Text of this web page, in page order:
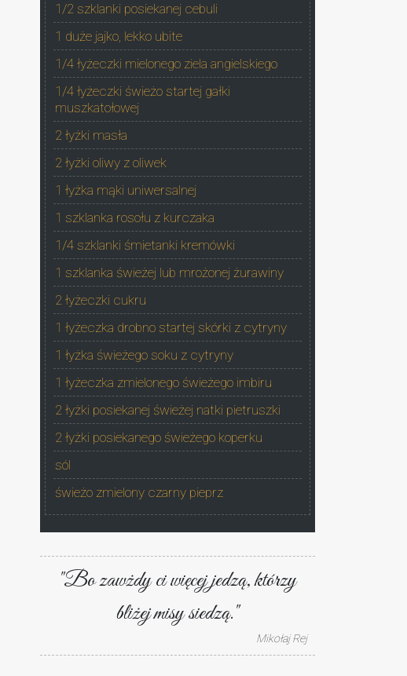
1/2 szklanki posiekanej cebuli
1 duże jajko, lekko ubite
1/4 łyżeczki mielonego ziela angielskiego
1/4 łyżeczki świeżo startej gałki
muszkatołowej
2 łyżki masła
2 łyżki oliwy z oliwek
1 łyżka mąki uniwersalnej
1 szklanka rosołu z kurczaka
1/4 szklanki śmietanki kremówki
1 szklanka świeżej lub mrożonej żurawiny
2 łyżeczki cukru
1 łyżeczka drobno startej skórki z cytryny
1 łyżka świeżego soku z cytryny
1 łyżeczka zmielonego świeżego imbiru
2 łyżki posiekanej świeżej natki pietruszki
2 łyżki posiekanego świeżego koperku
sól
świeżo zmielony czarny pieprz
"Bo zawżdy ci więcej jedzą, którzy
bliżej misy siedzą."
Mikołaj Rej